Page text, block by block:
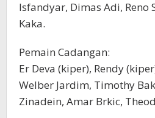
Isfandyar, Dimas Adi, Reno
Kaka.
Pemain Cadangan:
Er Deva (kiper), Rendy
Welber Jardim, Timothy
Zinadein, Amar Brkic,